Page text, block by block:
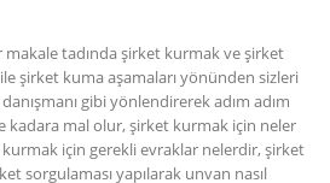
makale tadında şirket kurmak ve şirket
şirket kuma aşamaları yönünden sizleri
gibi yönlendirerek adım adım
kadara mal olur, şirket kurmak için neler
için gerekli evraklar nelerdir, şirket
sorgulaması yapılarak unvan nasıl